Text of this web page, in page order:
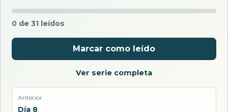
0 de 31 leídos
Marcar como leído
Ver serie completa
Anterior
Día 8